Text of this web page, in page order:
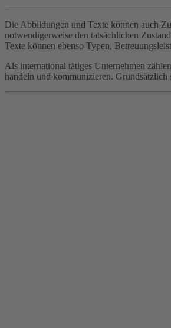
Die Abbildungen und Texte können auch
notwendigerweise den tatsächlichen
Texte können ebenso Typen,
Als international tätiges Unternehmen
handeln und kommunizieren.